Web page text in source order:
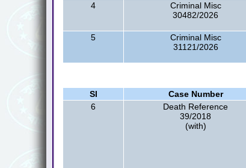
4
Criminal Misc
30482/2026
5
Criminal Misc
31121/2026
Sl Case Number
6
Death Reference
39/2018
(with)